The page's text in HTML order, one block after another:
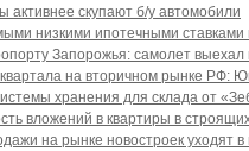
активнее скупают б/у автомобили
низкими ипотечными ставками
Запорожья: самолет
квартала на вторичном рынке РФ:
хранения для склада от
вложений в квартиры в
на рынке новостроек уходят